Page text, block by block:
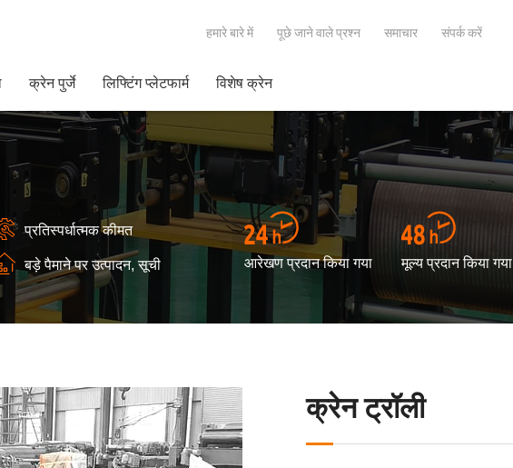
हमारे बारे में पूछे जाने वाले प्रश्न समाचार संपर्क करें
क्रेन पुर्जे लिफ्टिंग प्लेटफार्म विशेष क्रेन
प्रतिस्पर्धात्मक कीमत
बड़े पैमाने पर उत्पादन, सूची
आरेखण प्रदान किया गया मूल्य प्रदान किया गया
क्रेन ट्रॉली